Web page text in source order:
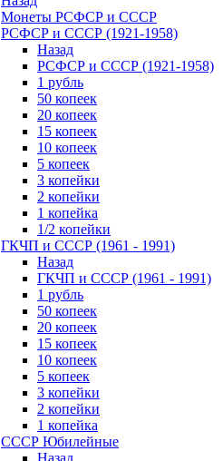
Монеты РСФСР и СССР
РСФСР и СССР (1921-1958)
Назад
РСФСР и СССР (1921-1958)
1 рубль
50 копеек
20 копеек
15 копеек
10 копеек
5 копеек
3 копейки
2 копейки
1 копейка
1/2 копейки
ГКЧП и СССР (1961 - 1991)
Назад
ГКЧП и СССР (1961 - 1991)
1 рубль
50 копеек
20 копеек
15 копеек
10 копеек
5 копеек
3 копейки
2 копейки
1 копейка
СССР Юбилейные
Назад